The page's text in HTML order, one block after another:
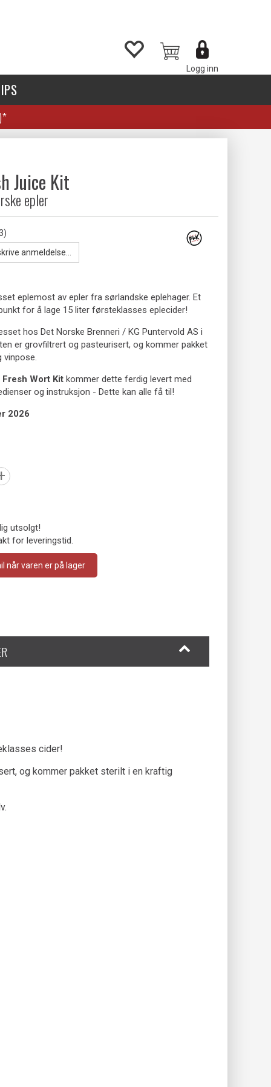
Logg inn
Juice Kit
epler
anmeldelse...
eplemost av epler fra sørlandske eplehager. Et
for å lage 15 liter førsteklasses eplecider!
hos Det Norske Brenneri / KG Puntervold AS i
er grovfiltrert og pasteurisert, og kommer pakket
vinpose.
Fresh Wort Kit kommer dette ferdig levert med
og instruksjon - Dette kan alle få til!
2026
utsolgt!
for leveringstid.
når varen er på lager
cider!
og kommer pakket sterilt i en kraftig